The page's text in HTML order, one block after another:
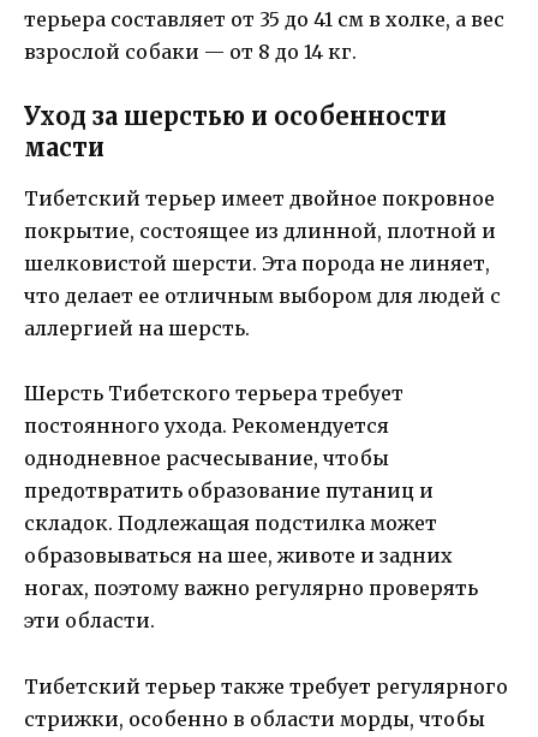
терьера составляет от 35 до 41 см в холке, а вес
взрослой собаки — от 8 до 14 кг.
Уход за шерстью и особенности
масти
Тибетский терьер имеет двойное покровное
покрытие, состоящее из длинной, плотной и
шелковистой шерсти. Эта порода не линяет,
что делает ее отличным выбором для людей с
аллергией на шерсть.
Шерсть Тибетского терьера требует
постоянного ухода. Рекомендуется
однодневное расчесывание, чтобы
предотвратить образование путаниц и
складок. Подлежащая подстилка может
образовываться на шее, животе и задних
ногах, поэтому важно регулярно проверять
эти области.
Тибетский терьер также требует регулярного
стрижки, особенно в области морды, чтобы